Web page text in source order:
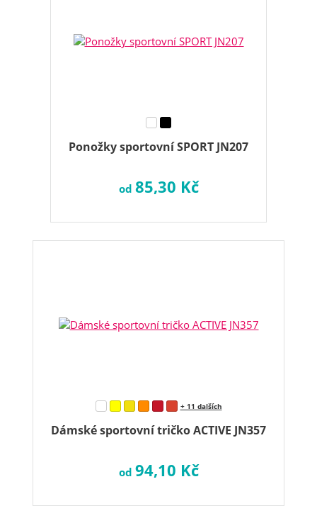
Ponožky sportovní SPORT JN207
od 85,30 Kč
Dámské sportovní tričko ACTIVE JN357
+ 11 dalších
od 94,10 Kč